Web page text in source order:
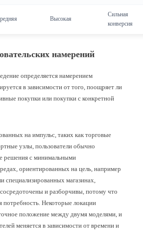
Высокая
Сильная
конверсия
намерений
определяется намерением
в зависимости от того, поощряет ли
покупки или покупки с конкретной
на импульс, таких как торговые
узлы, пользователи обычно
решения с минимальными
ориентированных на цель, например
специализированных магазинах,
сосредоточены и разборчивы, потому что
потребность. Некоторые локации
положение между двумя моделями, и
меняется в зависимости от времени и